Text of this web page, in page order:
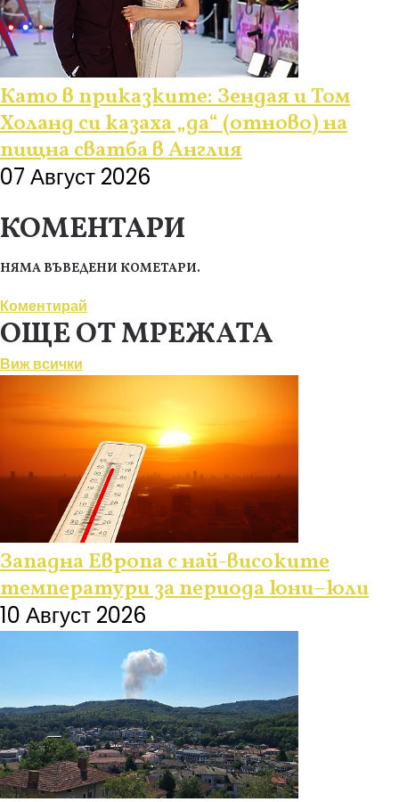
Като в приказките: Зендая и Том
Холанд си казаха „да“ (отново) на
пищна сватба в Англия
07 Август 2026
КОМЕНТАРИ
НЯМА ВЪВЕДЕНИ КОМЕТАРИ.
Коментирай
ОЩЕ ОТ МРЕЖАТА
Виж всички
Западна Европа с най-високите
температури за периода юни–юли
10 Август 2026